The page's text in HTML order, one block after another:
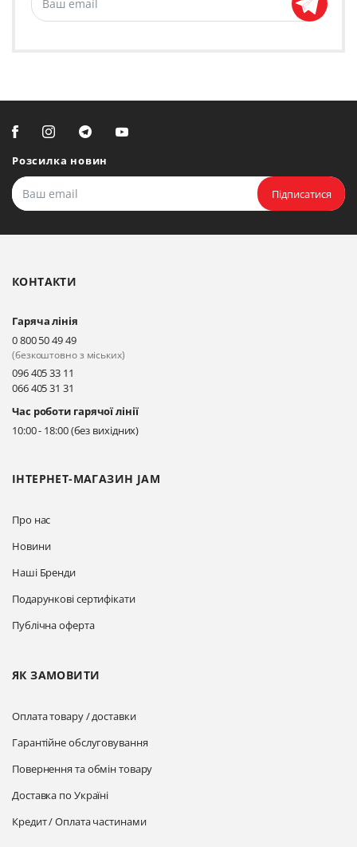
Розсилка новин
Підписатися
ІНТЕРНЕТ-МАГАЗИН JAM
Про нас
Новини
Наші Бренди
Подарункові сертифікати
Публічна оферта
ЯК ЗАМОВИТИ
Оплата товару / доставки
Гарантійне обслуговування
Повернення та обмін товару
Доставка по Україні
Кредит / Оплата частинами
КОНТАКТИ
Гаряча лінія
0 800 50 49 49
(безкоштовно з міських)
096 405 33 11
066 405 31 31
Час роботи гарячої лінії
10:00 - 18:00 (без вихідних)